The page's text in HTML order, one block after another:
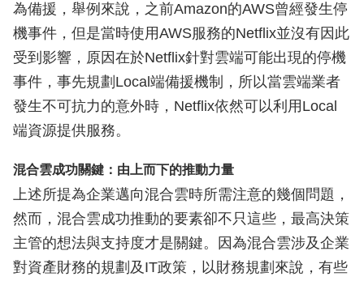
為備援，舉例來說，之前Amazon的AWS曾經發生停
機事件，但是當時使用AWS服務的Netflix並沒有因此
受到影響，原因在於Netflix針對雲端可能出現的停機
事件，事先規劃Local端備援機制，所以當雲端業者
發生不可抗力的意外時，Netflix依然可以利用Local
端資源提供服務。
混合雲成功關鍵：由上而下的推動力量
上述所提為企業邁向混合雲時所需注意的幾個問題，
然而，混合雲成功推動的要素卻不只這些，最高決策
主管的想法與支持度才是關鍵。因為混合雲涉及企業
對資產財務的規劃及IT政策，以財務規劃來說，有些